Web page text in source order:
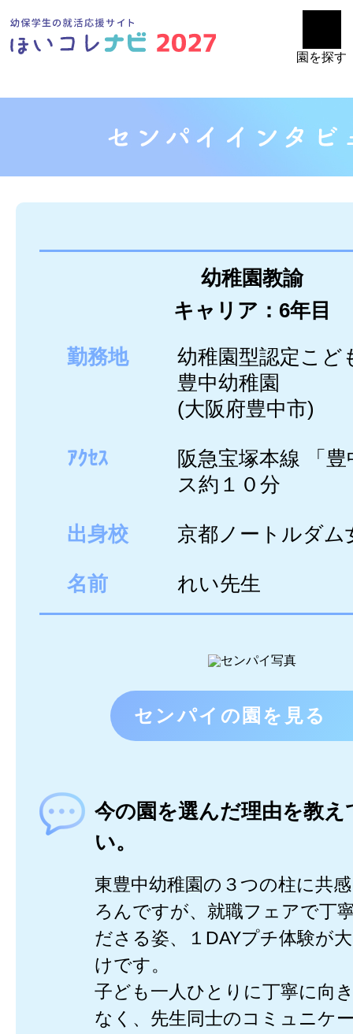
園を探す
幼稚園教諭
キャリア：6年目
勤務地
幼稚園型認定こ
豊中幼稚園
(大阪府豊中市)
ｱｸｾｽ
阪急宝塚本線 「
ス約１０分
出身校 京都ノートルダム
名前 れい先生
センパイの園を見る
今の園を選んだ理由を教え
い。
東豊中幼稚園の３つの柱に共
ろんですが、就職フェアで丁
ださる姿、１DAYプチ体験が
けです。
子ども一人ひとりに丁寧に向
なく、先生同士のコミュニケ